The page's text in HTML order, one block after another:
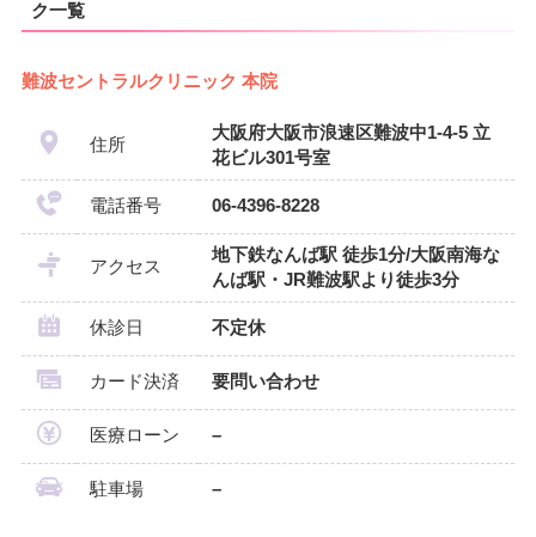
ク一覧
難波セントラルクリニック 本院
住所
大阪府大阪市浪速区難波中1-4-5 立
花ビル301号室
電話番号 06-4396-8228
アクセス
地下鉄なんば駅 徒歩1分/大阪南海な
んば駅・JR難波駅より徒歩3分
休診日 不定休
カード決済 要問い合わせ
医療ローン –
駐車場 –